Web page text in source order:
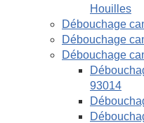
Houilles
Débouchage
Débouchage
Débouchage
93014